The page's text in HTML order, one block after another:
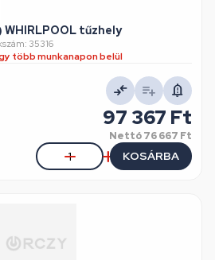
tűzhely
35316
több munkanapon belül
97 367 Ft
Nettó76 667 Ft
KOSÁRBA